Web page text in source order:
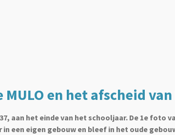
en het afscheid
aan het einde van het schooljaar. De 1e foto
een eigen gebouw en bleef in het oude